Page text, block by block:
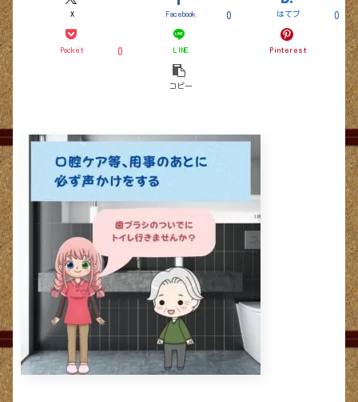
X Facebook 0 はてブ 0
Pocket 0 LINE Pinterest
コピー